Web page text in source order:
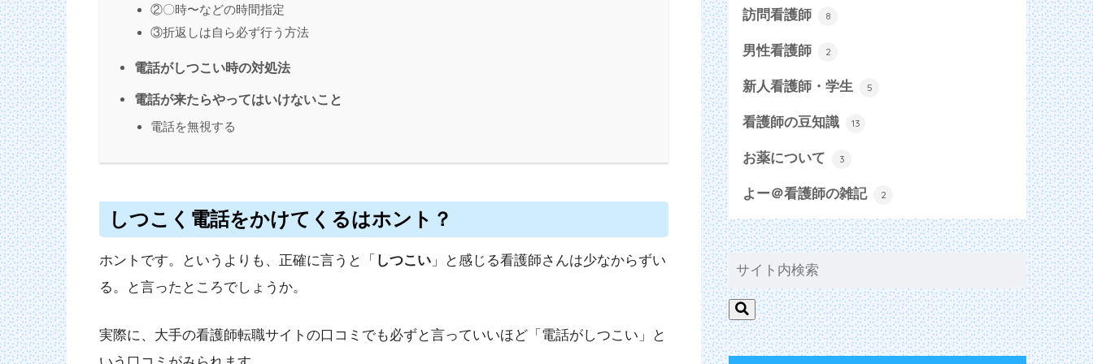
②〇時〜などの時間指定
③折返しは自ら必ず行う方法
電話がしつこい時の対処法
電話が来たらやってはいけないこと
電話を無視する
しつこく電話をかけてくるはホント？
ホントです。というよりも、正確に言うと「 しつこい 」と感じる看護師さんは少なからずい
る。と言ったところでしょうか。
実際に、大手の看護師転職サイトの口コミでも必ずと言っていいほど「電話がしつこい」と
訪問看護師 8
男性看護師 2
新人看護師・学生 5
看護師の豆知識 13
お薬について 3
よー＠看護師の雑記 2